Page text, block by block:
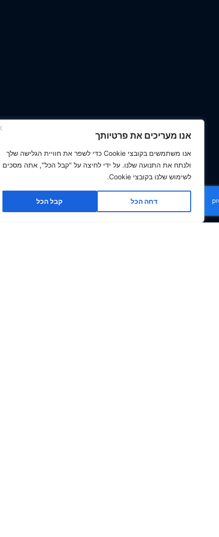
אנו מעריכים את פרטיותך
אנו משתמשים בקובצי Cookie כדי לשפר את חוויית הגלישה שלך
ולנתח את התנועה שלנו. על ידי לחיצה על "קבל הכל", אתה מסכים
לשימוש שלנו בקובצי Cookie.
דחה הכל קבל הכל